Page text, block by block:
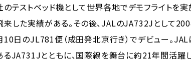
のテストベッド機として世界各地でデモフライトを
来した実績がある。その後、JALのJA732Jとして
10日のJL781便（成田発北京行き）でデビュー。
るJA731Jとともに、国際線を舞台に約21年間活躍